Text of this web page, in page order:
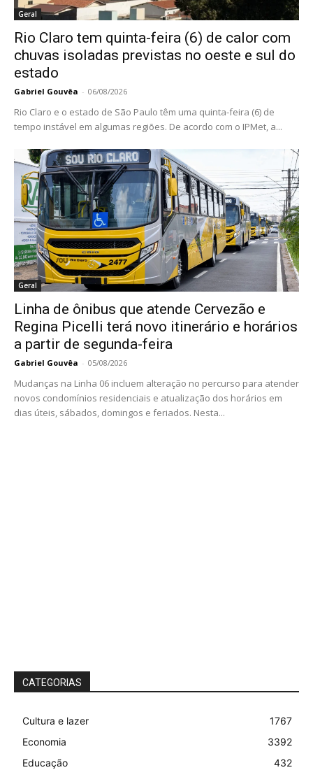
Geral
Rio Claro tem quinta-feira (6) de calor com
chuvas isoladas previstas no oeste e sul do
estado
Gabriel Gouvêa - 06/08/2026
Rio Claro e o estado de São Paulo têm uma quinta-feira (6) de
tempo instável em algumas regiões. De acordo com o IPMet, a...
Geral
Linha de ônibus que atende Cervezão e
Regina Picelli terá novo itinerário e horários
a partir de segunda-feira
Gabriel Gouvêa - 05/08/2026
Mudanças na Linha 06 incluem alteração no percurso para atender
novos condomínios residenciais e atualização dos horários em
dias úteis, sábados, domingos e feriados. Nesta...
CATEGORIAS
Cultura e lazer
1767
Economia
3392
Educação
432